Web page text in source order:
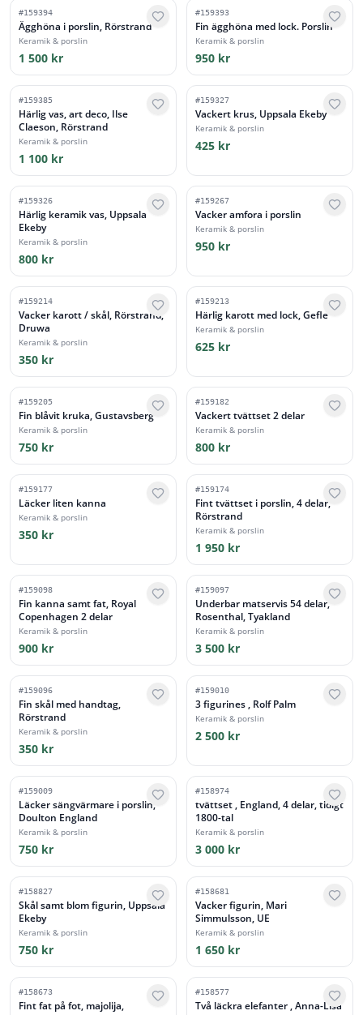
#159394
Ägghöna i porslin, Rörstrand
Keramik & porslin
1 500 kr
#159393
Fin ägghöna med lock. Porslin
Keramik & porslin
950 kr
#159385
Härlig vas, art deco, Ilse
Claeson, Rörstrand
Keramik & porslin
1 100 kr
#159327
Vackert krus, Uppsala Ekeby
Keramik & porslin
425 kr
#159326
Härlig keramik vas, Uppsala
Ekeby
Keramik & porslin
800 kr
#159267
Vacker amfora i porslin
Keramik & porslin
950 kr
#159214
Vacker karott / skål, Rörstrand,
Druwa
Keramik & porslin
350 kr
#159213
Härlig karott med lock, Gefle
Keramik & porslin
625 kr
#159205
Fin blåvit kruka, Gustavsberg
Keramik & porslin
750 kr
#159182
Vackert tvättset 2 delar
Keramik & porslin
800 kr
#159177
Läcker liten kanna
Keramik & porslin
350 kr
#159174
Fint tvättset i porslin, 4 delar,
Rörstrand
Keramik & porslin
1 950 kr
#159098
Fin kanna samt fat, Royal
Copenhagen 2 delar
Keramik & porslin
900 kr
#159097
Underbar matservis 54 delar,
Rosenthal, Tyakland
Keramik & porslin
3 500 kr
#159096
Fin skål med handtag,
Rörstrand
Keramik & porslin
350 kr
#159010
3 figurines , Rolf Palm
Keramik & porslin
2 500 kr
#159009
Läcker sängvärmare i porslin,
Doulton England
Keramik & porslin
750 kr
#158974
tvättset , England, 4 delar, tidigt
1800-tal
Keramik & porslin
3 000 kr
#158827
Skål samt blom figurin, Uppsala
Ekeby
Keramik & porslin
750 kr
#158681
Vacker figurin, Mari
Simmulsson, UE
Keramik & porslin
1 650 kr
#158673
Fint fat på fot, majolija,
#158577
Två läckra elefanter , Anna-Lisa